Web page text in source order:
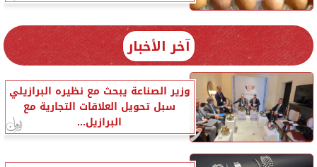
آخر الأخبار
وزير الصناعة يبحث مع نظيره البرازيلي
سبل تحويل العلاقات التجارية مع
البرازيل...